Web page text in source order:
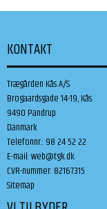
KONTAKT
Trægården Kås A/S
Brogaardsgade 14-19, Kås
9490 Pandrup
Danmark
Telefonnr.: 98 24 52 22
E-mail:web@tgk.dk
CVR-nummer: 82167315
Sitemap